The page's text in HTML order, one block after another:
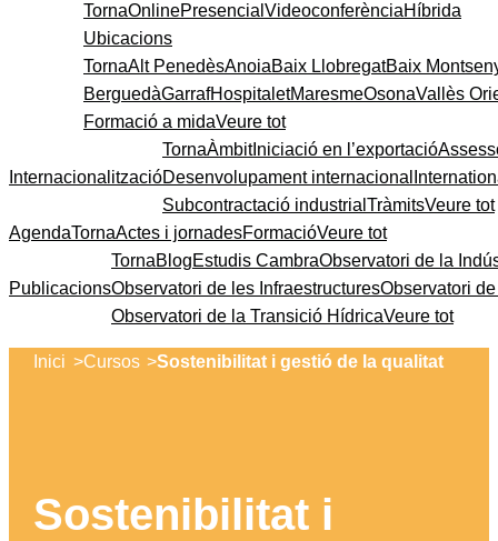
TornaOnlinePresencial VideoconferènciaHíbrida
Ubicacions
TornaAlt PenedèsAnoiaBaix LlobregatBaix
BerguedàGarrafHospitaletMaresmeOsonaVallès
Formació a midaVeure tot
Internacionalització
TornaÀmbitIniciació en l’exportació
Desenvolupament internacional
Subcontractació industrial TràmitsVeure tot
AgendaTornaActes i jornadesFormacióVeure tot
Publicacions
TornaBlogEstudis CambraObservatori de la
Observatori de les InfraestructuresObservatori
Observatori de la Transició HídricaVeure tot
Inici >Cursos >Sostenibilitat i gestió de la qualitat
Sostenibilitat i